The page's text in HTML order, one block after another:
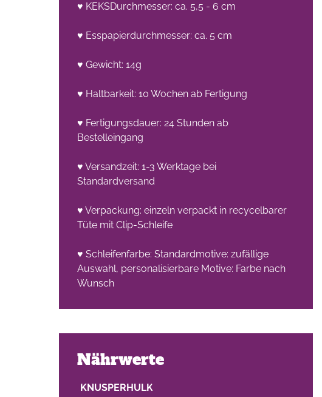
♥ KEKSDurchmesser: ca. 5,5 - 6 cm
♥ Esspapierdurchmesser: ca. 5 cm
♥ Gewicht: 14g
♥ Haltbarkeit: 10 Wochen ab Fertigung
♥ Fertigungsdauer: 24 Stunden ab
Bestelleingang
♥ Versandzeit: 1-3 Werktage bei
Standardversand
♥ Verpackung: einzeln verpackt in recycelbarer
Tüte mit Clip-Schleife
♥ Schleifenfarbe: Standardmotive: zufällige
Auswahl, personalisierbare Motive: Farbe nach
Wunsch
Nährwerte
KNUSPERHULK